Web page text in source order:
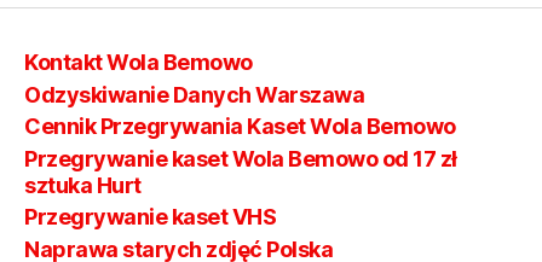
Kontakt Wola Bemowo
Odzyskiwanie Danych Warszawa
Cennik Przegrywania Kaset Wola Bemowo
Przegrywanie kaset Wola Bemowo od 17 zł
sztuka Hurt
Przegrywanie kaset VHS
Naprawa starych zdjęć Polska